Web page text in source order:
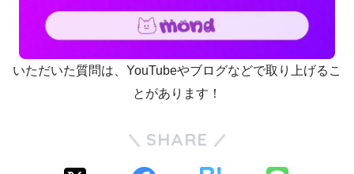
いただいた質問は、YouTubeやブログなどで取り上げるこ
とがあります！
SHARE